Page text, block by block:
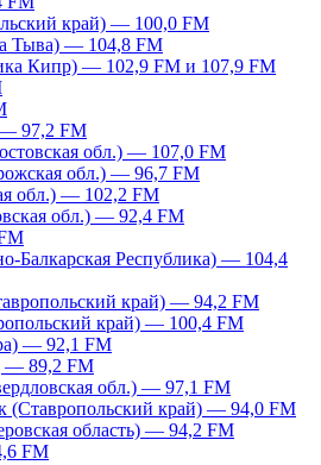
край) — 100,0 FM
Тыва) — 104,8 FM
Кипр) — 102,9 FM и 107,9 FM
97,2 FM
обл.) — 107,0 FM
обл.) — 96,7 FM
обл.) — 102,2 FM
обл.) — 92,4 FM
Балкарская Республика) — 104,4
край) — 94,2 FM
край) — 100,4 FM
— 92,1 FM
— 89,2 FM
обл.) — 97,1 FM
(Ставропольский край) — 94,0 FM
область) — 94,2 FM
FM